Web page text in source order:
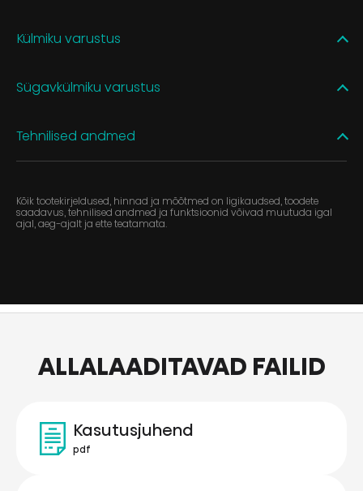
Külmiku varustus
Sügavkülmiku varustus
Tehnilised andmed
Kõik tootekirjeldused, hinnad ja mõõtmed on ligikaudsed, toodete
saadavus, tehnilised andmed ja funktsioonid võivad muutuda igal
ajal, aeg-ajalt ja ette teatamata.
ALLALAADITAVAD FAILID
Kasutusjuhend
pdf